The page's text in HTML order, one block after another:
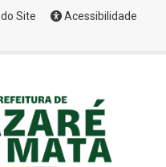
Site
Acessibilidade